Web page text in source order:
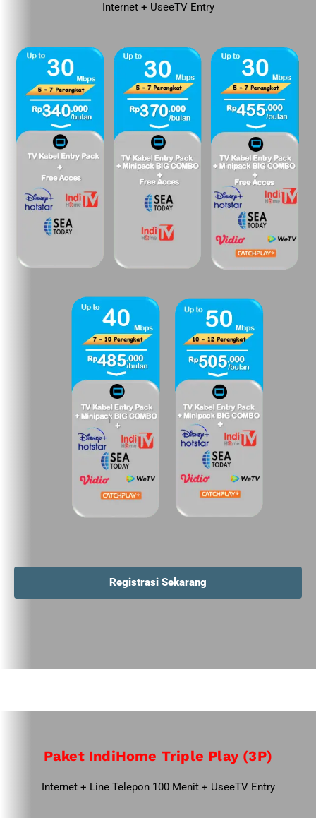
Internet + UseeTV Entry
Registrasi Sekarang
Paket IndiHome Triple Play (3P)
Internet + Line Telepon 100 Menit + UseeTV Entry